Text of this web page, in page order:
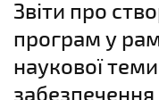
Звіти про
програм у
наукової